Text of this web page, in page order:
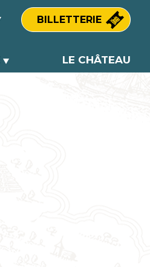
BILLETTERIE
LE CHÂTEAU